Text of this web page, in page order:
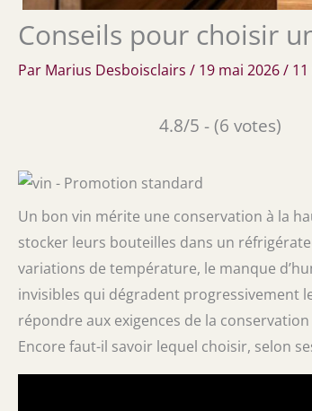
Conseils pour choisir
Par Marius Desboisclairs / 19 mai 2026/
4.8/5 - (6 votes)
Un bon vin mérite une conservation à la
stocker leurs bouteilles dans un
variations de température, le manque
invisibles qui dégradent progressivement
répondre aux exigences de la
Encore faut-il savoir lequel choisir, selon